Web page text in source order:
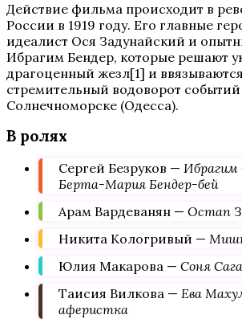
Действие фильма происходит в
России в 1919 году. Его главные
идеалист Ося Задунайский и
Ибрагим Бендер, которые решают
драгоценный жезл[1] и
стремительный водоворот
Солнечноморске (Одесса).
В ролях
Сергей Безруков — Ибрагим
Берта-Мария Бендер-бей
Арам Вардеванян — Остап
Никита Кологривый —
Юлия Макарова — Соня
Таисия Вилкова — Ева
аферистка